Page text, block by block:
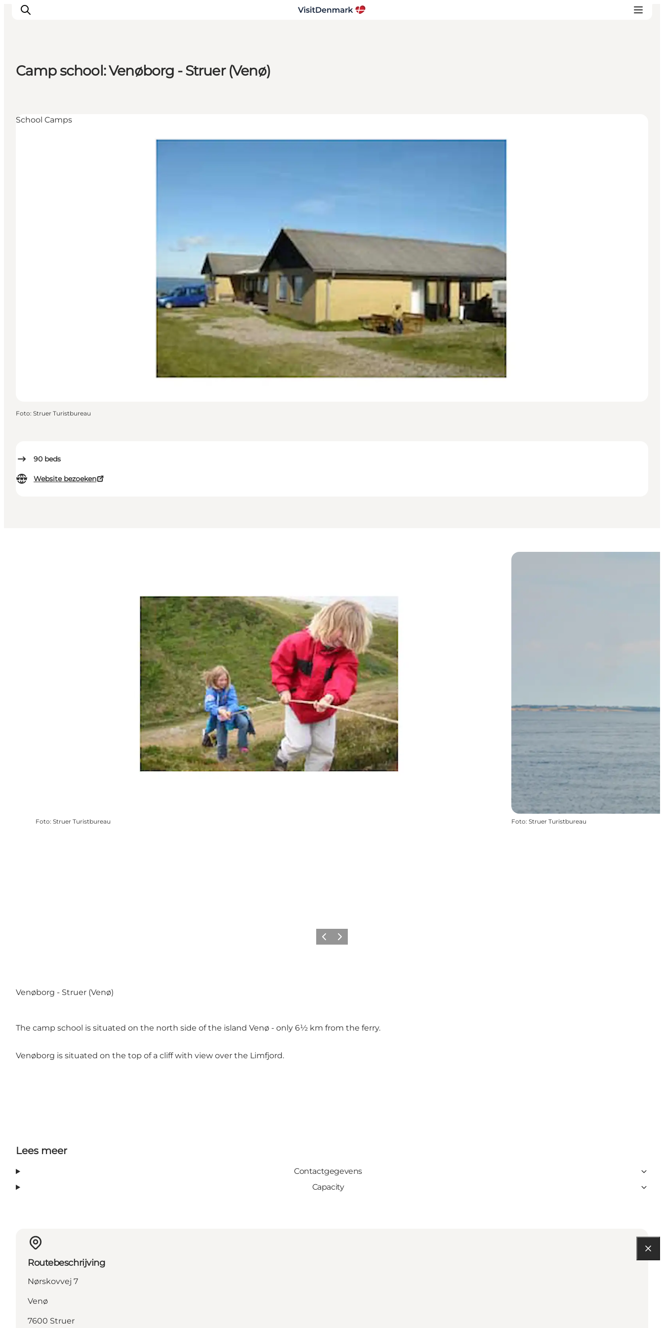
Accommodaties
Camp school: Venøborg - Struer (Venø)
90 beds
Website bezoeken
School Camps
Foto: Struer Turistbureau
Foto: Struer Turistbureau Foto: Struer Turistbureau
Vorige Volgende
Venøborg - Struer (Venø)
The camp school is situated on the north side of the island Venø - only 6½ km from the ferry.
Venøborg is situated on the top of a cliff with view over the Limfjord.
Lees meer
Contactgegevens
Capacity
Routebeschrijving
Nørskovvej 7
Venø
7600 Struer